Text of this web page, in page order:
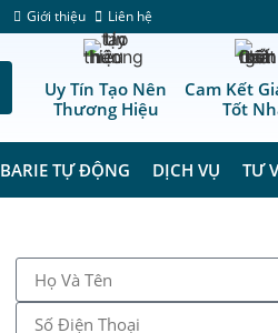
Giới thiệu Liên hệ
Uy Tín Tạo Nên
Thương Hiệu
Cam Kết
Tốt
BARIE TỰ ĐỘNG DỊCH VỤ TƯ